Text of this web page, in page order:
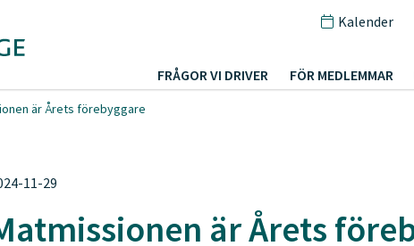
Kalender
FRÅGOR VI DRIVER FÖR MEDLEMMAR
är Årets förebyggare
11-29
är Årets